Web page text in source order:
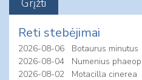
Reti stebėjimai
2026-08-06
Botaurus minutus
2026-08-04
Numenius
2026-08-02
Motacilla cinerea